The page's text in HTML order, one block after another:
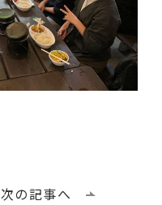
次の記事へ